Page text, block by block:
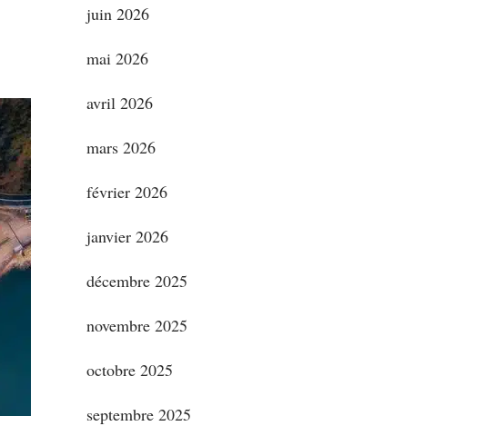
juin 2026
mai 2026
avril 2026
mars 2026
février 2026
janvier 2026
décembre 2025
novembre 2025
octobre 2025
septembre 2025